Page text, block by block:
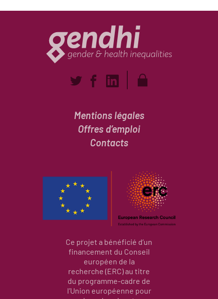
Mentions légales
Offres d’emploi
Contacts
Ce projet a bénéficié d’un
financement du Conseil
européen de la
recherche (ERC) au titre
du programme-cadre de
l’Union européenne pour